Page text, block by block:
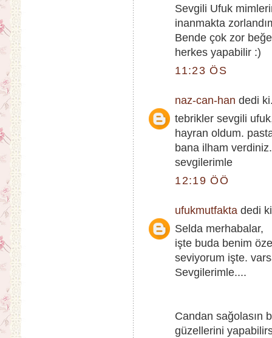
Sevgili Ufuk
inanmakta
Bende çok zor
herkes yapabilir :)
11:23 ÖS
naz-can-han dedi
tebrikler sevgili
hayran oldum.
bana ilham
sevgilerimle
12:19 ÖÖ
ufukmutfakta dedi
Selda merhabalar,
işte buda benim
seviyorum işte.
Sevgilerimle....
Candan sağolasın
güzellerini